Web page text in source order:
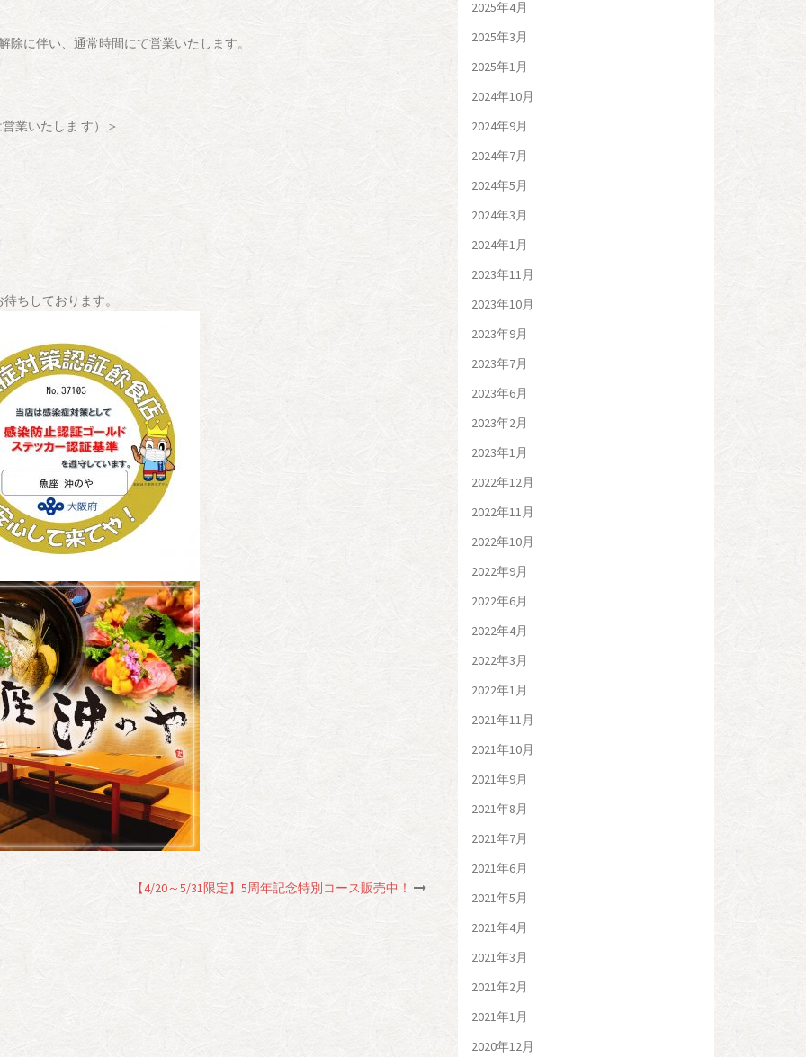
に伴い、通常時間にて営業いたします。
業いたしま す）＞
ちしております。
【4/20～5/31限定】5周年記念特別コース販売中！
2025年4月
2025年3月
2025年1月
2024年10月
2024年9月
2024年7月
2024年5月
2024年3月
2024年1月
2023年11月
2023年10月
2023年9月
2023年7月
2023年6月
2023年2月
2023年1月
2022年12月
2022年11月
2022年10月
2022年9月
2022年6月
2022年4月
2022年3月
2022年1月
2021年11月
2021年10月
2021年9月
2021年8月
2021年7月
2021年6月
2021年5月
2021年4月
2021年3月
2021年2月
2021年1月
2020年12月